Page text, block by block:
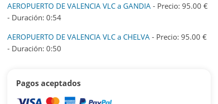
AEROPUERTO DE VALENCIA VLC a GANDIA - Precio: 95.00 €
- Duración: 0:54
AEROPUERTO DE VALENCIA VLC a CHELVA - Precio: 95.00 €
- Duración: 0:50
Pagos aceptados